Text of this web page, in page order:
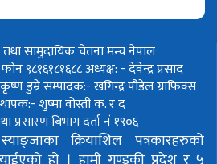
तथा सामुदायिक चेतना मन्च नेपाल
९८१६१८१६८८अध्यक्ष: - देवेन्द्र प्रसाद
डुम्रेसम्पादक:- खगिन्द्र पौडेलग्राफिक्स
शुष्मा वोस्तीक. र द
प्रसारण बिभाग दर्ता नं १९०६
क्रियाशिल पत्रकारहरुको